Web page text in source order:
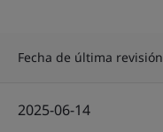
Fecha de última revisión
2025-06-14